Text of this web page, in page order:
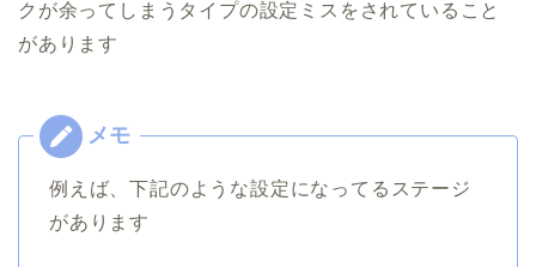
クが余ってしまうタイプの設定ミスをされていること
があります
例えば、下記のような設定になってるステージ
があります